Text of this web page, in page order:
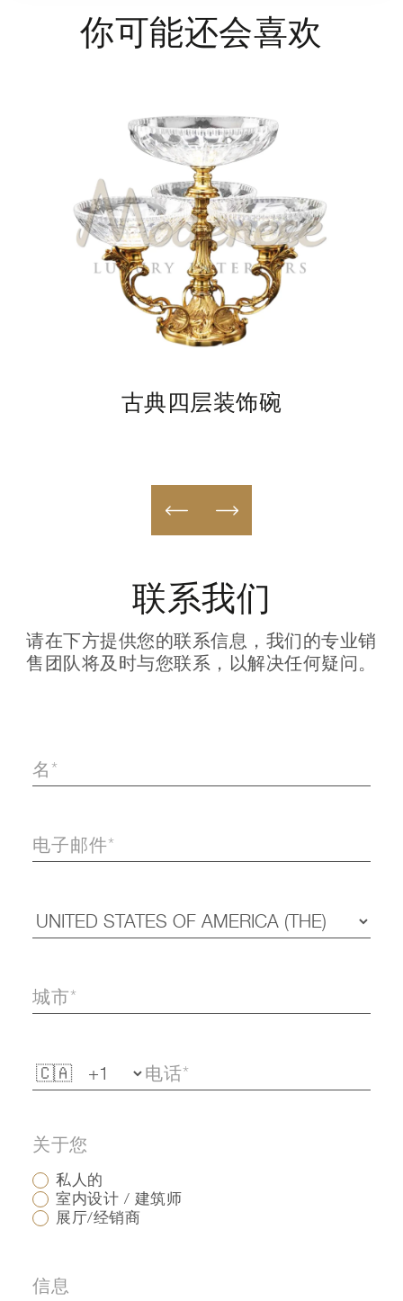
你可能还会喜欢
古典四层装饰碗
联系我们
请在下方提供您的联系信息，我们的专业销
售团队将及时与您联系，以解决任何疑问。
关于您
私人的
室内设计 / 建筑师
展厅/经销商